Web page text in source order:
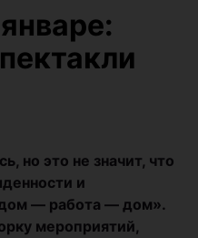
но это не значит, что
и
— работа — дом».
мероприятий,